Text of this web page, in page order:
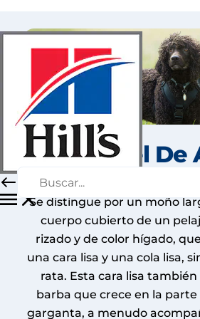
Spaniel De
Se distingue por un moño
cuerpo cubierto de un
rizado y de color hígado,
una cara lisa y una cola lisa,
rata. Esta cara lisa
barba que crece en la
garganta, a menudo